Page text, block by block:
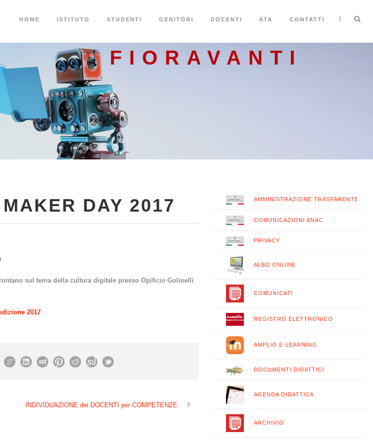
HOME ISTITUTO STUDENTI GENITORI DOCENTI ATA CONTATTI |
FIORAVANTI
DAY 2017
sul tema della cultura digitale presso Opificio Golinelli
2017
INDIVIDUAZIONE dei DOCENTI per COMPETENZE
AMMINISTRAZIONE TRASPARENTE
COMUNICAZIONI ANAC
PRIVACY
ALBO ONLINE
COMUNICATI
REGISTRO ELETTRONICO
AMPLIO E-LEARNING
DOCUMENTI DIDATTICI
AGENDA DIDATTICA
ARCHIVIO